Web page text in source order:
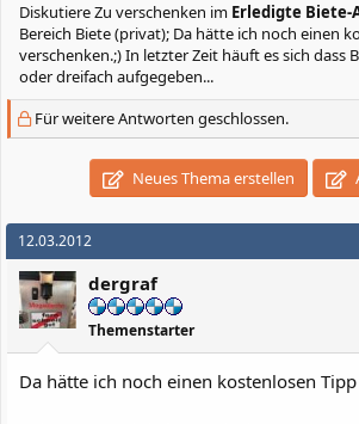
DiskutiereZu verschenken im Erledigte Biete-
Bereich Biete (privat); Da hätte ich noch einen
verschenken.;) In letzter Zeit häuft es sich dass
oder dreifach aufgegeben...
Für weitere Antworten geschlossen.
Neues Thema erstellen
12.03.2012
dergraf
Themenstarter
Da hätte ich noch einen kostenlosen